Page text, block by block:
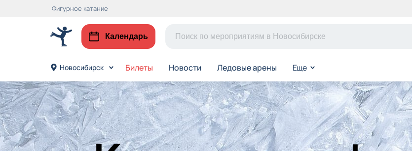
Фигурное катание
Календарь
Новосибирск Билеты Новости Ледовые арены Еще